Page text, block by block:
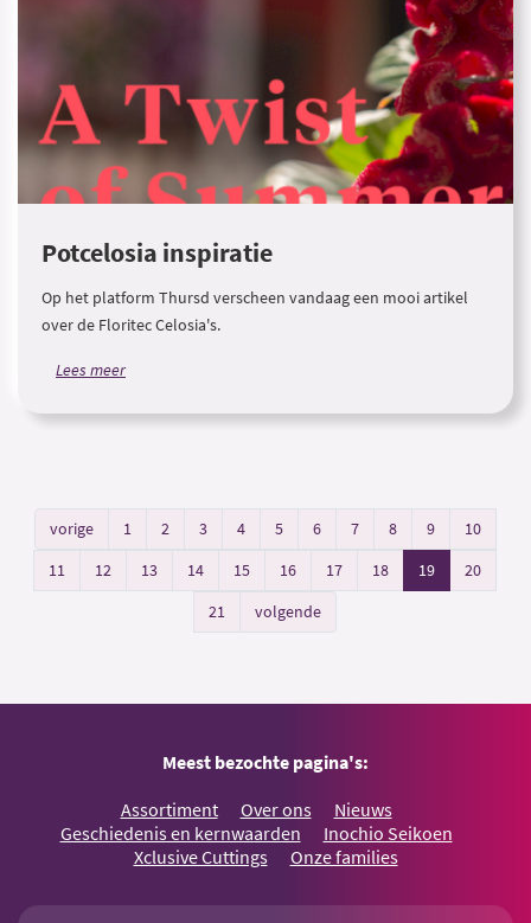
Potcelosia inspiratie
Op het platform Thursd verscheen vandaag een mooi artikel
over de Floritec Celosia's.
Lees meer
vorige 1 2 3 4 5 6 7 8 9
10
11
12 13 14 15 16 17 18 19
20
21
volgende
Meest bezochte pagina's:
Assortiment Over ons
Nieuws
Geschiedenis en kernwaarden
Inochio Seikoen
Xclusive Cuttings
Onze families